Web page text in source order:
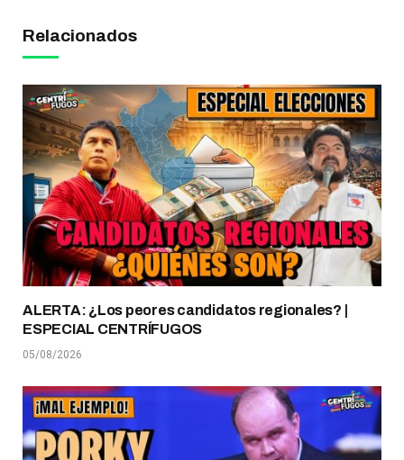
Relacionados
ALERTA: ¿Los peores candidatos regionales? |
ESPECIAL CENTRÍFUGOS
05/08/2026